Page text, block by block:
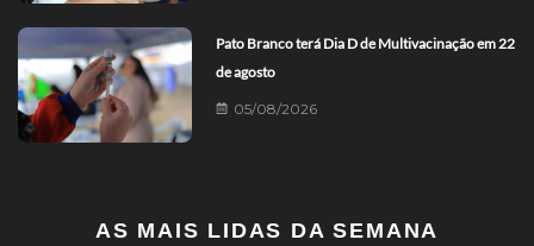
Pato Branco terá Dia D de Multivacinação em 22
de agosto
05/08/2026
AS MAIS LIDAS DA SEMANA